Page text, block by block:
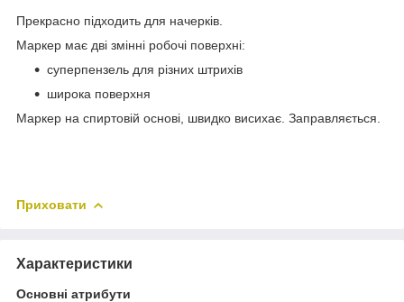
Прекрасно підходить для начерків.
Маркер має дві змінні робочі поверхні:
суперпензель для різних штрихів
широка поверхня
Маркер на спиртовій основі, швидко висихає. Заправляється.
Приховати
Характеристики
Основні атрибути